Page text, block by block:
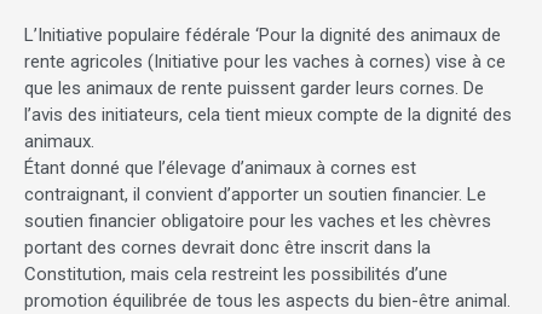
L’Initiative populaire fédérale ‘Pour la dignité des animaux de
rente agricoles (Initiative pour les vaches à cornes) vise à ce
que les animaux de rente puissent garder leurs cornes. De
l’avis des initiateurs, cela tient mieux compte de la dignité des
animaux.
Étant donné que l’élevage d’animaux à cornes est
contraignant, il convient d’apporter un soutien financier. Le
soutien financier obligatoire pour les vaches et les chèvres
portant des cornes devrait donc être inscrit dans la
Constitution, mais cela restreint les possibilités d’une
promotion équilibrée de tous les aspects du bien-être animal.